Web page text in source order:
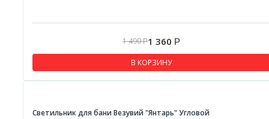
1 490Р1 360 Р
В КОРЗИНУ
Светильник для бани Везувий "Янтарь" Угловой